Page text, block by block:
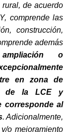
de acuerdo
comprende las
construcción,
además
o
en zona de
de la LCE y
corresponde al
. Adicionalmente,
o mejoramiento